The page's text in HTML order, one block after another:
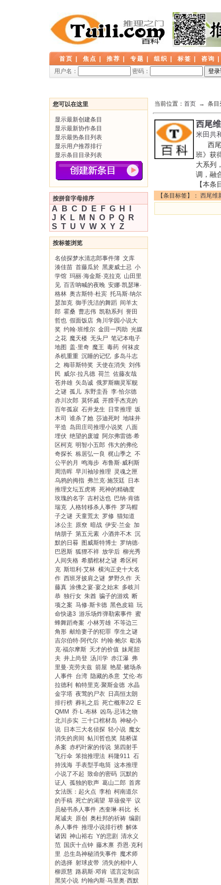
首页 焦点 推荐 专题 组织 标签 咨询
用户名：
密码：
您可以在这里
显示最新创建条目
显示最新协作条目
显示最热条目列表
显示用户推荐排行
显示条目目录列表
按拼音字母排序
A B C D E F G H
J
K L M N O P Q
R
S T U V W X Y Z
按标签浏览
名侦探梦水清志郎事件簿 文库
湊佳苗 首藤瓜於 黑麦威士忌 小
学馆 玛丽·海金斯·克拉克 山田里
见 百舌呐喊的夜晚 安娜·凯瑟琳·
格林 奥古斯特·杜宾 托马斯·纳尔
瑟加克 御手洗洁的舞蹈 间羊太
郎 霍桑 曹志伟 凯勒系列
誉田
哲也 假面饭店 角川学园小说大
奖 约翰·班维尔 金田一丙助 光媒
之花 魔天楼 无头尸 笔记本电子
地图 盖·里奇 魔王 毒药 何袜皮
杀机重重 沉睡的记忆 多岛斗志
之 梅菲斯特奖 天使在消失 刘伟
民 威尔·拉凡德 荷兰 佐藤友哉
苍井雄 矢岛诚 俄罗斯幽灵军舰
之谜 孤儿 东野圭吾 李·恰尔德
赤川次郎 莫怀戚 开膛手杰克的
百年孤寂 石井龙生 日常推理 坂
木司
谁杀了她 莎迪死时 地味井
平造 岛田庄司推理小说奖 八面
埋伏 绝望的废墟 阿尔弗雷德·希
区柯克 明智小五郎 伟大的弗伦
奇探长 栋居弘一良 梶山季之 不
公平的月
鸣海步 布鲁斯·威利斯
周浩晖 早川袖珍推理 灵魂之匣
乌鸦的拇指 弗兰克·施茨廷
日本
推理文坛五虎将 死神的精确度
玫瑰的名字 吉村达也 巴纳·肯德
瑞克 人格转移杀人事件 罗马帽
子之谜 天童荒太 罗修 猫知道
冰公主 原尞 暗战 伊安·兰金 加
纳朋子 第五元素 小酒井不木 沉
默的日晷
图威斯特博士 罗纳德·
巴恩斯 狐狸不祥 放学后 柳光秀
人间失格 希腊棺材之谜 希区柯
克 斯坦利·艾林 横沟正史十大名
作 西班牙披肩之谜 梦野久作 天
藤真 涂佛之宴·宴之始末 多岐川
恭 独行女 朱酋 骗子的游戏 断
项之案 马修·斯卡德 黑色皮箱 玩
命快递3 游乐场炸弹勒索事件 蜜
蜂舞蹈奇案 小林芳雄 不等边三
角形 献给妻子的犯罪 孪生之谜
吉尔伯特·阿代尔 约翰·鲍尔 歇洛
克·福尔摩斯 天才的价值 妹尾韶
夫 井上尚登 汤川学 赤江瀑 弗
里曼·克劳夫兹 箭屋 艳星·赌场杀
人事件 台湾 隐藏的杀意 艾伦·布
拉德利
帕特里克·聚斯金德 水晶
金字塔 夜莺的尸衣 日高恒太朗
排行榜 葬礼之后 死亡概率2/2
E
QMM 乔·L·布林 凶鸟·忌讳之物
北川步实 三十口棺材岛 神秘小
说 日本三大名侦探 轻小说 魔女
消失的房间 鲇川哲也奖 陆桥谋
杀案 赤朽叶家的传说 第四射手
飞行伞 笨拙推理法 科隆911 石
持浅海 手表型手电筒 这本推理
小说了不起 致命的密码 沉默的
证人 孤独的歌声 葛山二郎 首席
女法医：起火点 李柏 柯南道尔
的手稿 死亡的渴望 草薙俊平 议
员秘书杀人事件 杰奎琳·科比 长
尾诚夫 原创 奥杜邦的祈祷 编剧
杀人事件 推理小说排行榜 解体
诸因 神山裕右 Y的悲剧 清水义
范 国庆十点钟 藤木禀 乔恩·克利
里 总生岛神秘消失事件 魔术师
的选择 射球皮带 消失的相中人
柳原慧 路易斯·邓肯 谎言定制店
黑笑小说 约翰内斯·马里奥·西默
当前位置： 首页 → 条目
西尾
米田共
西尾
班》获
大系列
调，融
【本条
【条目标签】： 西尾维